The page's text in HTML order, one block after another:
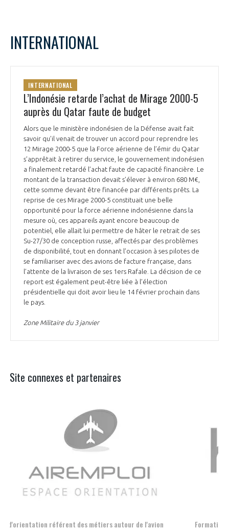
INTERNATIONAL
INTERNATIONAL
L’Indonésie retarde l’achat de Mirage 2000-5
auprès du Qatar faute de budget
Alors que le ministère indonésien de la Défense avait fait
savoir qu’il venait de trouver un accord pour reprendre les
12 Mirage 2000-5 que la Force aérienne de l’émir du Qatar
s’apprêtait à retirer du service, le gouvernement indonésien
a finalement retardé l’achat faute de capacité financière. Le
montant de la transaction devait s’élever à environ 680 M€,
cette somme devant être financée par différents prêts. La
reprise de ces Mirage 2000-5 constituait une belle
opportunité pour la force aérienne indonésienne dans la
mesure où, ces appareils ayant encore beaucoup de
potentiel, elle allait lui permettre de hâter le retrait de ses
Su-27/30 de conception russe, affectés par des problèmes
de disponibilité, tout en donnant l’occasion à ses pilotes de
se familiariser avec des avions de facture française, dans
l’attente de la livraison de ses 1ers Rafale. La décision de ce
report est également peut-être liée à l’élection
présidentielle qui doit avoir lieu le 14 février prochain dans
le pays.
Zone Militaire du 3 janvier
Site connexes et partenaires
Formation et l'insertion de personnes en situation de handicap